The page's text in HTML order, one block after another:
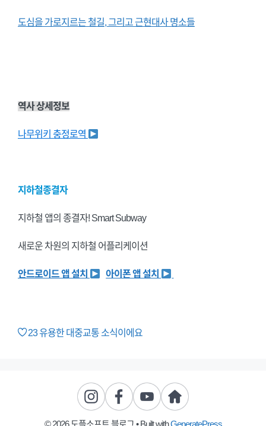
도심을 가로지르는 철길, 그리고 근현대사 명소들
역사 상세정보
나무위키 충정로역
지하철종결자
지하철 앱의 종결자! Smart Subway
새로운 차원의 지하철 어플리케이션
안드로이드 앱 설치 아이폰 앱 설치
23유용한 대중교통 소식이에요
© 2026 도플소프트 블로그 • Built withGeneratePress